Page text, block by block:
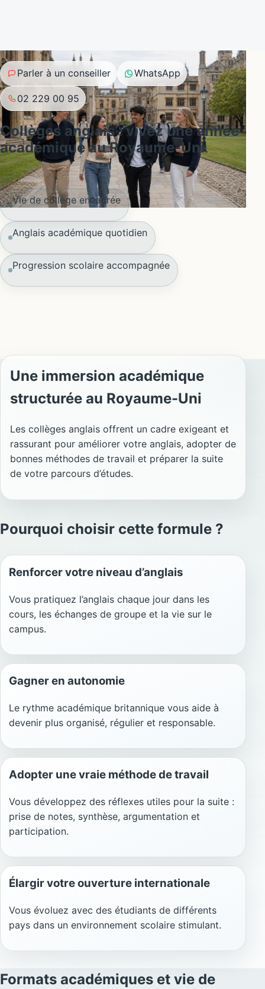
Collèges anglais : vivez une année
académique au Royaume-Uni
Vie de collège encadrée
Anglais académique quotidien
Progression scolaire accompagnée
Parler à un conseiller WhatsApp
02 229 00 95
Une immersion académique
structurée au Royaume-Uni
Les collèges anglais offrent un cadre exigeant et
rassurant pour améliorer votre anglais, adopter de
bonnes méthodes de travail et préparer la suite
de votre parcours d’études.
Pourquoi choisir cette formule ?
Renforcer votre niveau d’anglais
Vous pratiquez l’anglais chaque jour dans les
cours, les échanges de groupe et la vie sur le
campus.
Gagner en autonomie
Le rythme académique britannique vous aide à
devenir plus organisé, régulier et responsable.
Adopter une vraie méthode de travail
Vous développez des réflexes utiles pour la suite :
prise de notes, synthèse, argumentation et
participation.
Élargir votre ouverture internationale
Vous évoluez avec des étudiants de différents
pays dans un environnement scolaire stimulant.
Formats académiques et vie de